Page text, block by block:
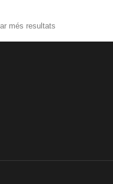
més resultats